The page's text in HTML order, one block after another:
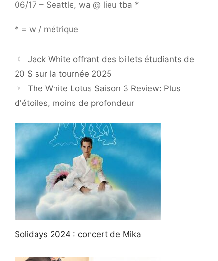
06/17 – Seattle, wa @ lieu tba *
* = w / métrique
Jack White offrant des billets étudiants de
20 $ sur la tournée 2025
The White Lotus Saison 3 Review: Plus
d'étoiles, moins de profondeur
Solidays 2024 : concert de Mika